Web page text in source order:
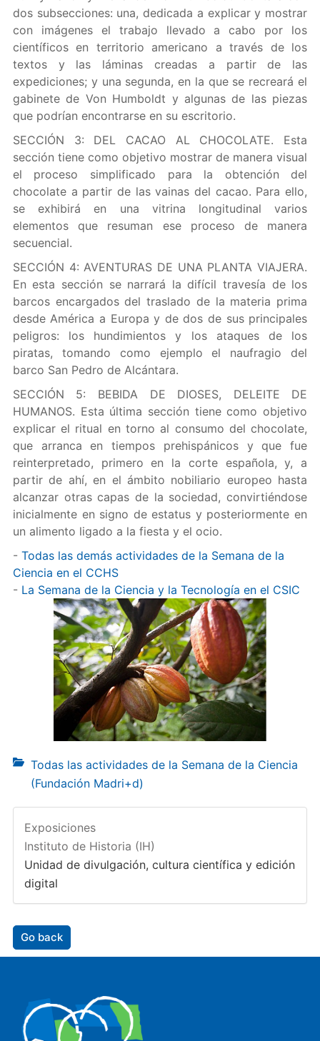
dos subsecciones: una, dedicada a explicar y mostrar
con imágenes el trabajo llevado a cabo por los
científicos en territorio americano a través de los
textos y las láminas creadas a partir de las
expediciones; y una segunda, en la que se recreará el
gabinete de Von Humboldt y algunas de las piezas
que podrían encontrarse en su escritorio.
SECCIÓN 3: DEL CACAO AL CHOCOLATE. Esta
sección tiene como objetivo mostrar de manera visual
el proceso simplificado para la obtención del
chocolate a partir de las vainas del cacao. Para ello,
se exhibirá en una vitrina longitudinal varios
elementos que resuman ese proceso de manera
secuencial.
SECCIÓN 4: AVENTURAS DE UNA PLANTA VIAJERA.
En esta sección se narrará la difícil travesía de los
barcos encargados del traslado de la materia prima
desde América a Europa y de dos de sus principales
peligros: los hundimientos y los ataques de los
piratas, tomando como ejemplo el naufragio del
barco San Pedro de Alcántara.
SECCIÓN 5: BEBIDA DE DIOSES, DELEITE DE
HUMANOS. Esta última sección tiene como objetivo
explicar el ritual en torno al consumo del chocolate,
que arranca en tiempos prehispánicos y que fue
reinterpretado, primero en la corte española, y, a
partir de ahí, en el ámbito nobiliario europeo hasta
alcanzar otras capas de la sociedad, convirtiéndose
inicialmente en signo de estatus y posteriormente en
un alimento ligado a la fiesta y el ocio.
- Todas las demás actividades de la Semana de la
Ciencia en el CCHS
- La Semana de la Ciencia y la Tecnología en el CSIC
Todas las actividades de la Semana de la Ciencia
(Fundación Madri+d)
Exposiciones
Instituto de Historia (IH)
Unidad de divulgación, cultura científica y edición
digital
Go back